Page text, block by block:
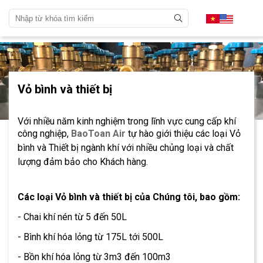
Vỏ bình và thiết bị
Với nhiều năm kinh nghiệm trong lĩnh vực cung cấp khí
công nghiệp, BaoToan Air tự hào giới thiệu các loại Vỏ
bình và Thiết bị ngành khí với nhiều chủng loại và chất
lượng đảm bảo cho Khách hàng.
Các loại Vỏ bình và thiết bị của Chúng tôi, bao gồm:
- Chai khí nén từ 5 đến 50L
- Bình khí hóa lỏng từ 175L tới 500L
- Bồn khí hóa lỏng từ 3m3 đến 100m3